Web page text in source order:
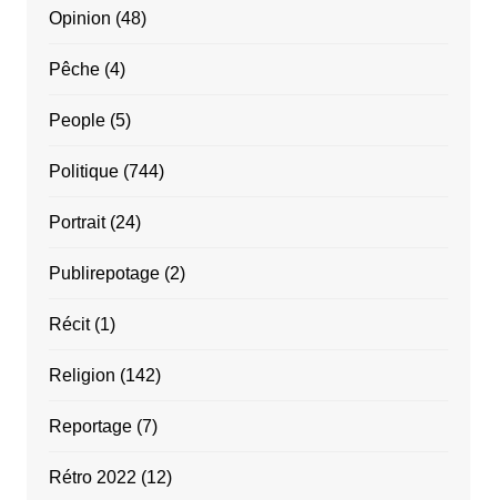
Opinion (48)
Pêche(4)
People(5)
Politique(744)
Portrait(24)
Publirepotage(2)
Récit(1)
Religion (142)
Reportage(7)
Rétro 2022 (12)